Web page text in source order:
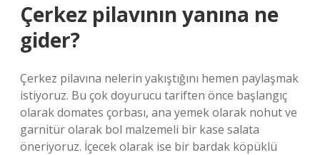
Çerkez pilavının yanına ne
gider?
Çerkez pilavına nelerin yakıştığını hemen paylaşmak
istiyoruz. Bu çok doyurucu tariften önce başlangıç ​​
olarak domates çorbası, ana yemek olarak nohut ve
garnitür olarak bol malzemeli bir kase salata
öneriyoruz. İçecek olarak ise bir bardak köpüklü